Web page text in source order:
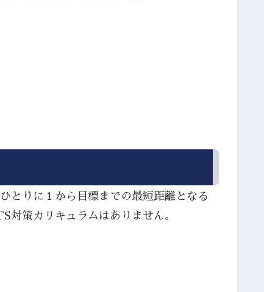
とりに１から目標までの最短距離となる
策カリキュラムはありません。